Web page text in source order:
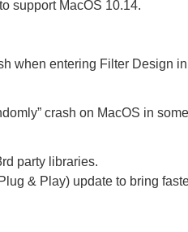
support MacOS 10.14.
when entering Filter Design
crash on MacOS in
party libraries.
& Play) update to bring